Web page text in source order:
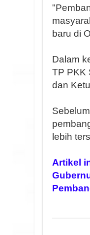
baru di
Dalam
TP PKK
dan
lebih
Artikel